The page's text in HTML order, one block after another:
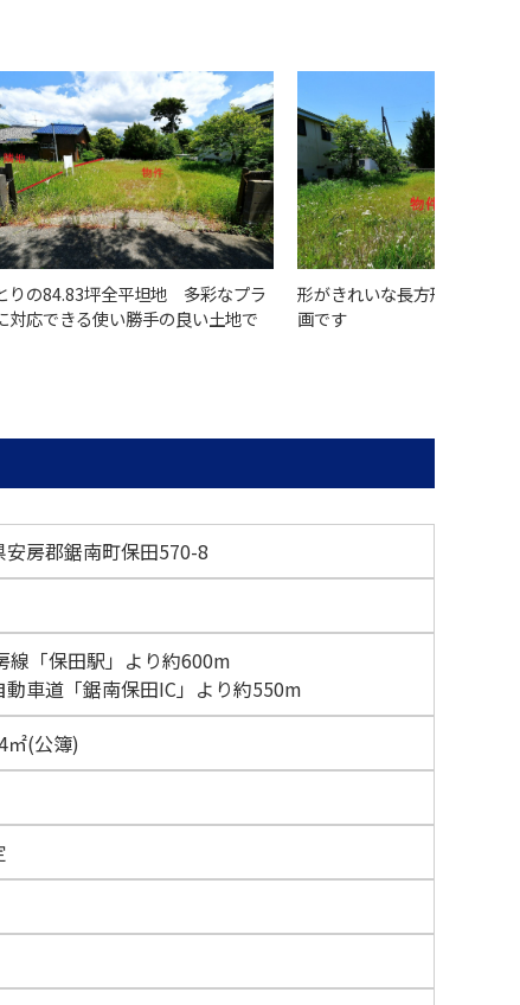
りの84.83坪全平坦地 多彩なプラ
対応できる使い勝手の良い土地で
形がきれいな長方形で、利用
画です
安房郡鋸南町保田570-8
線「保田駅」より約600m
動車道「鋸南保田IC」より約550m
㎡(公簿)